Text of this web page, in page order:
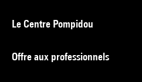
Le Centre Pompidou
Offre aux professionnels